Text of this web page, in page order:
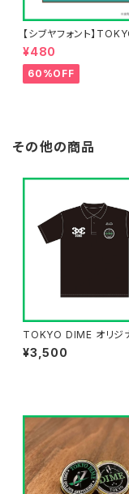
【シブヤフォント】
タオルハンカチ
¥480
60%OFF
その他の商品
TOKYO DIME オリジ
シャツ
¥3,500